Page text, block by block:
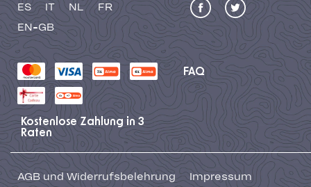
ES IT NL
FR
EN-GB
FAQ
Kostenlose Zahlung in 3
Raten
AGB und Widerrufsbelehrung
Impressum